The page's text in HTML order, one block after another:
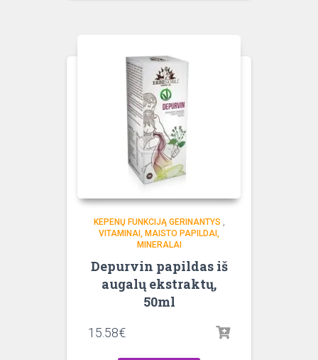
KEPENŲ FUNKCIJĄ GERINANTYS ,
VITAMINAI, MAISTO PAPILDAI,
MINERALAI
Depurvin papildas iš
augalų ekstraktų,
50ml
15.58€